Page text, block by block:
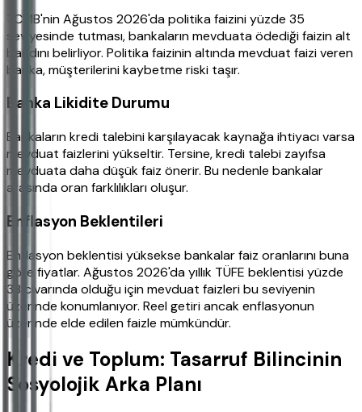
TCMB'nin Ağustos 2026'da politika faizini yüzde 35
seviyesinde tutması, bankaların mevduata ödediği faizin alt
bandını belirliyor. Politika faizinin altında mevduat faizi veren
banka, müşterilerini kaybetme riski taşır.
Banka Likidite Durumu
Bankaların kredi talebini karşılayacak kaynağa ihtiyacı varsa
mevduat faizlerini yükseltir. Tersine, kredi talebi zayıfsa
mevduata daha düşük faiz önerir. Bu nedenle bankalar
arasında oran farklılıkları oluşur.
Enflasyon Beklentileri
Enflasyon beklentisi yüksekse bankalar faiz oranlarını buna
göre fiyatlar. Ağustos 2026'da yıllık TÜFE beklentisi yüzde
38 civarında olduğu için mevduat faizleri bu seviyenin
üzerinde konumlanıyor. Reel getiri ancak enflasyonun
üzerinde elde edilen faizle mümkündür.
Kredi ve Toplum: Tasarruf Bilincinin
Sosyolojik Arka Planı